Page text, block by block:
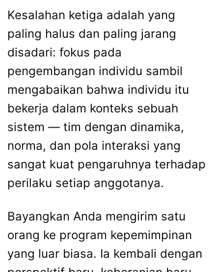
Kesalahan ketiga adalah yang
paling halus dan paling jarang
disadari: fokus pada
pengembangan individu sambil
mengabaikan bahwa individu itu
bekerja dalam konteks sebuah
sistem — tim dengan dinamika,
norma, dan pola interaksi yang
sangat kuat pengaruhnya terhadap
perilaku setiap anggotanya.
Bayangkan Anda mengirim satu
orang ke program kepemimpinan
yang luar biasa. Ia kembali dengan